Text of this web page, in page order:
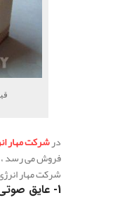
درشرکت مهار
فروش می رسد ،
شرکت مهار
1- عایق